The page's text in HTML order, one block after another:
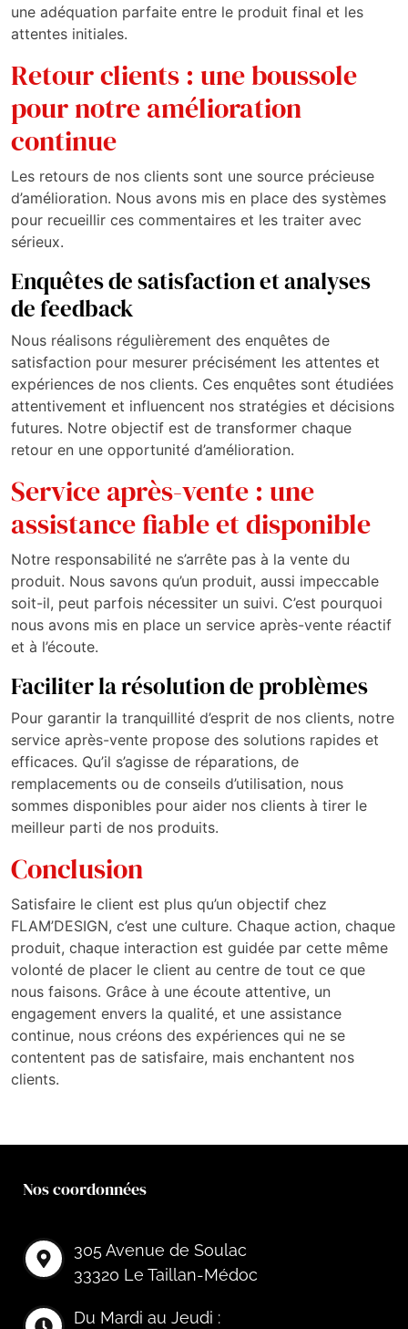
une adéquation parfaite entre le produit final et les
attentes initiales.
Retour clients : une boussole
pour notre amélioration
continue
Les retours de nos clients sont une source précieuse
d’amélioration. Nous avons mis en place des systèmes
pour recueillir ces commentaires et les traiter avec
sérieux.
Enquêtes de satisfaction et analyses
de feedback
Nous réalisons régulièrement des enquêtes de
satisfaction pour mesurer précisément les attentes et
expériences de nos clients. Ces enquêtes sont étudiées
attentivement et influencent nos stratégies et décisions
futures. Notre objectif est de transformer chaque
retour en une opportunité d’amélioration.
Service après-vente : une
assistance fiable et disponible
Notre responsabilité ne s’arrête pas à la vente du
produit. Nous savons qu’un produit, aussi impeccable
soit-il, peut parfois nécessiter un suivi. C’est pourquoi
nous avons mis en place un service après-vente réactif
et à l’écoute.
Faciliter la résolution de problèmes
Pour garantir la tranquillité d’esprit de nos clients, notre
service après-vente propose des solutions rapides et
efficaces. Qu’il s’agisse de réparations, de
remplacements ou de conseils d’utilisation, nous
sommes disponibles pour aider nos clients à tirer le
meilleur parti de nos produits.
Conclusion
Satisfaire le client est plus qu’un objectif chez
FLAM’DESIGN, c’est une culture. Chaque action, chaque
produit, chaque interaction est guidée par cette même
volonté de placer le client au centre de tout ce que
nous faisons. Grâce à une écoute attentive, un
engagement envers la qualité, et une assistance
continue, nous créons des expériences qui ne se
contentent pas de satisfaire, mais enchantent nos
clients.
Nos coordonnées
305 Avenue de Soulac
33320 Le Taillan-Médoc
Du Mardi au Jeudi :